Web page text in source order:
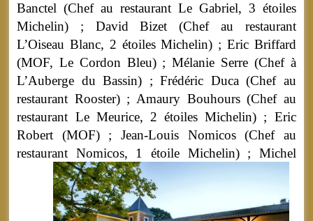
Banctel (Chef au restaurant Le Gabriel, 3 étoiles
Michelin) ; David Bizet (Chef au restaurant
L’Oiseau Blanc, 2 étoiles Michelin) ; Eric Briffard
(MOF, Le Cordon Bleu) ; Mélanie Serre (Chef à
L’Auberge du Bassin) ; Frédéric Duca (Chef au
restaurant Rooster) ; Amaury Bouhours (Chef au
restaurant Le Meurice, 2 étoiles Michelin) ; Eric
Robert (MOF) ; Jean-Louis Nomicos (Chef au
restaurant Nomicos, 1 étoile Michelin) ; Michel